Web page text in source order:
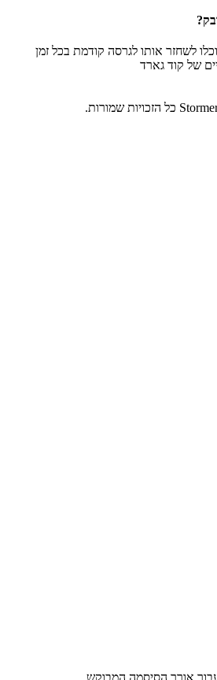
לשחזר אותו לגרסה קודמת בכל זמן
של קוד גארד